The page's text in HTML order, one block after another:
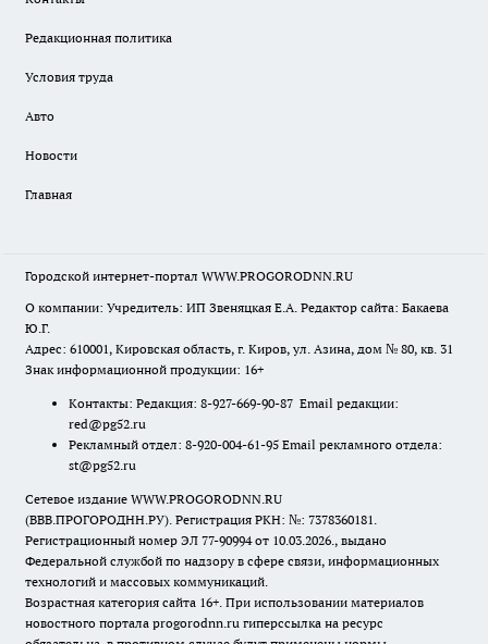
Редакционная политика
Условия труда
Авто
Новости
Главная
Городской интернет-портал WWW.PROGORODNN.RU
О компании: Учредитель: ИП Звеняцкая Е.А. Редактор сайта: Бакаева
Ю.Г.
Адрес: 610001, Кировская область, г. Киров, ул. Азина, дом № 80, кв. 31
Знак информационной продукции: 16+
Контакты: Редакция: 8-927-669-90-87 Email редакции:
red@pg52.ru
Рекламный отдел: 8-920-004-61-95 Email рекламного отдела:
st@pg52.ru
Сетевое издание WWW.PROGORODNN.RU
(ВВВ.ПРОГОРОДНН.РУ). Регистрация РКН: №: 7378360181.
Регистрационный номер ЭЛ 77-90994 от 10.03.2026., выдано
Федеральной службой по надзору в сфере связи, информационных
технологий и массовых коммуникаций.
Возрастная категория сайта 16+. При использовании материалов
новостного портала progorodnn.ru гиперссылка на ресурс